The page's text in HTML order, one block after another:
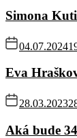
Simona
04.07.2024
Eva
28.03.2023
Aká bude